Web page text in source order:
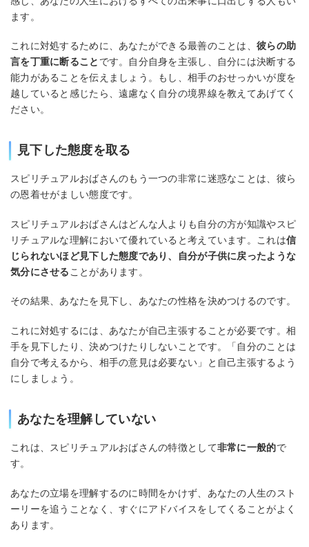
ます。
これに対処するために、あなたができる最善のことは、 彼らの助
言を丁重に断ること です。自分自身を主張し、自分には決断する
能力があることを伝えましょう。もし、相手のおせっかいが度を
越していると感じたら、遠慮なく自分の境界線を教えてあげてく
ださい。
見下した態度を取る
スピリチュアルおばさんのもう一つの非常に迷惑なことは、彼ら
の恩着せがましい態度です。
スピリチュアルおばさんはどんな人よりも自分の方が知識やスピ
リチュアルな理解において優れていると考えています。これは信
じられないほど見下した態度であり、自分が子供に戻ったような
気分にさせる ことがあります。
その結果、あなたを見下し、あなたの性格を決めつけるのです。
これに対処するには、あなたが自己主張することが必要です。相
手を見下したり、決めつけたりしないことです。「自分のことは
自分で考えるから、相手の意見は必要ない」と自己主張するよう
にしましょう。
あなたを理解していない
これは、スピリチュアルおばさんの特徴として非常に一般的で
す。
あなたの立場を理解するのに時間をかけず、あなたの人生のスト
ーリーを追うことなく、すぐにアドバイスをしてくることがよく
あります。